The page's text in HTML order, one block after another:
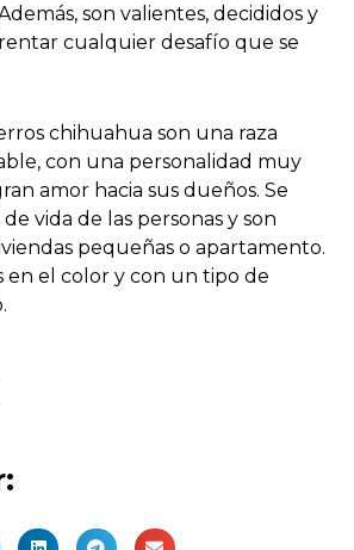
son valientes, decididos y
cualquier desafío que se
chihuahua son una raza
con una personalidad muy
amor hacia sus dueños. Se
vida de las personas y son
pequeñas o apartamento.
en el color y con un tipo de